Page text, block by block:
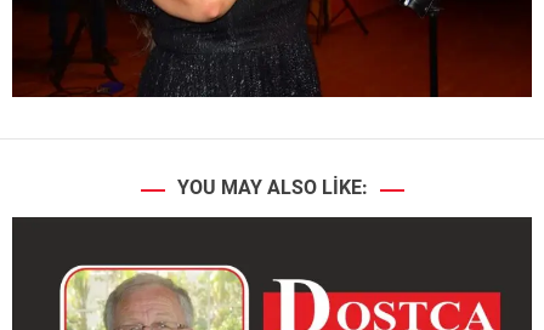
YOU MAY ALSO LIKE: